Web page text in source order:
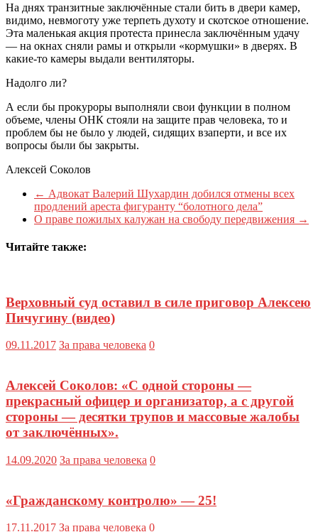
На днях транзитные заключённые стали бить в двери камер,
видимо, невмоготу уже терпеть духоту и скотское отношение.
Эта маленькая акция протеста принесла заключённым удачу
— на окнах сняли рамы и открыли «кормушки» в дверях. В
какие-то камеры выдали вентиляторы.
Надолго ли?
А если бы прокуроры выполняли свои функции в полном
объеме, члены ОНК стояли на защите прав человека, то и
проблем бы не было у людей, сидящих взаперти, и все их
вопросы были бы закрыты.
Алексей Соколов
← Адвокат Валерий Шухардин добился отмены всех
продлений ареста фигуранту “болотного дела”
О праве пожилых калужан на свободу передвижения →
Читайте также:
Верховный суд оставил в силе приговор Алексею
Пичугину (видео)
09.11.2017 За права человека 0
Алексей Соколов: «С одной стороны —
прекрасный офицер и организатор, а с другой
стороны — десятки трупов и массовые жалобы
от заключённых».
14.09.2020 За права человека 0
«Гражданскому контролю» — 25!
17.11.2017 За права человека 0